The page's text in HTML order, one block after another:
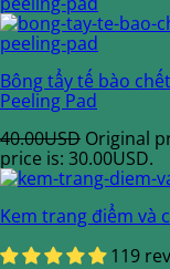
Bông tẩy tế bào
Peeling Pad
40.00USD Original
price is: 30.00USD.
Kem trang điểm và
119